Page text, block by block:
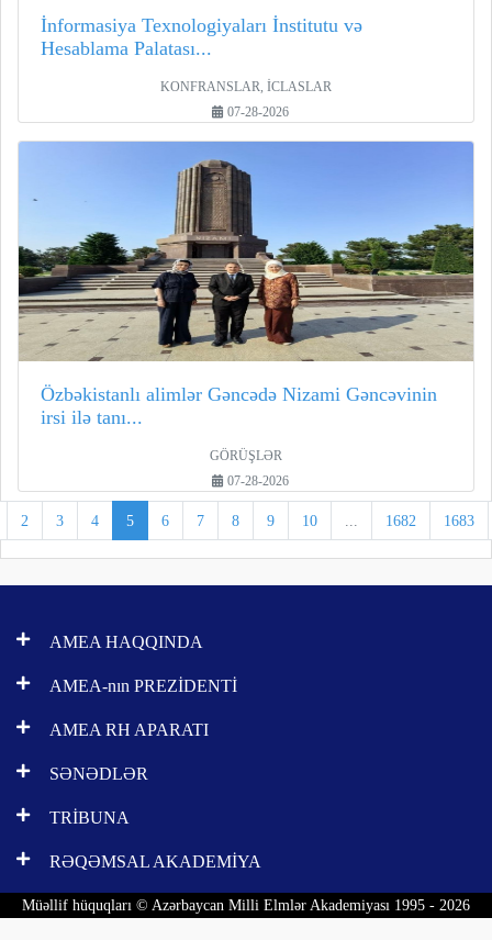
İnformasiya Texnologiyaları İnstitutu və
Hesablama Palatası...
KONFRANSLAR, İCLASLAR
07-28-2026
Özbəkistanlı alimlər Gəncədə Nizami Gəncəvinin
irsi ilə tanı...
GÖRÜŞLƏR
07-28-2026
2 3 4 5 6 7 8 9 10 ... 1682 1683
AMEA HAQQINDA
AMEA-nın PREZİDENTİ
AMEA RH APARATI
SƏNƏDLƏR
TRİBUNA
RƏQƏMSAL AKADEMİYA
Müəllif hüquqları © Azərbaycan Milli Elmlər Akademiyası 1995 - 2026